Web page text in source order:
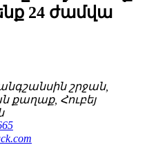
24 ժամվա
շրջան,
քաղաք, Հուբեյ